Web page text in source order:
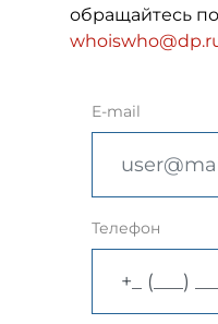
обращайтесь
E-mail
Телефон